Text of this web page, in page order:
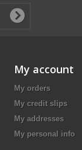
My account
My orders
My credit slips
My addresses
My personal info